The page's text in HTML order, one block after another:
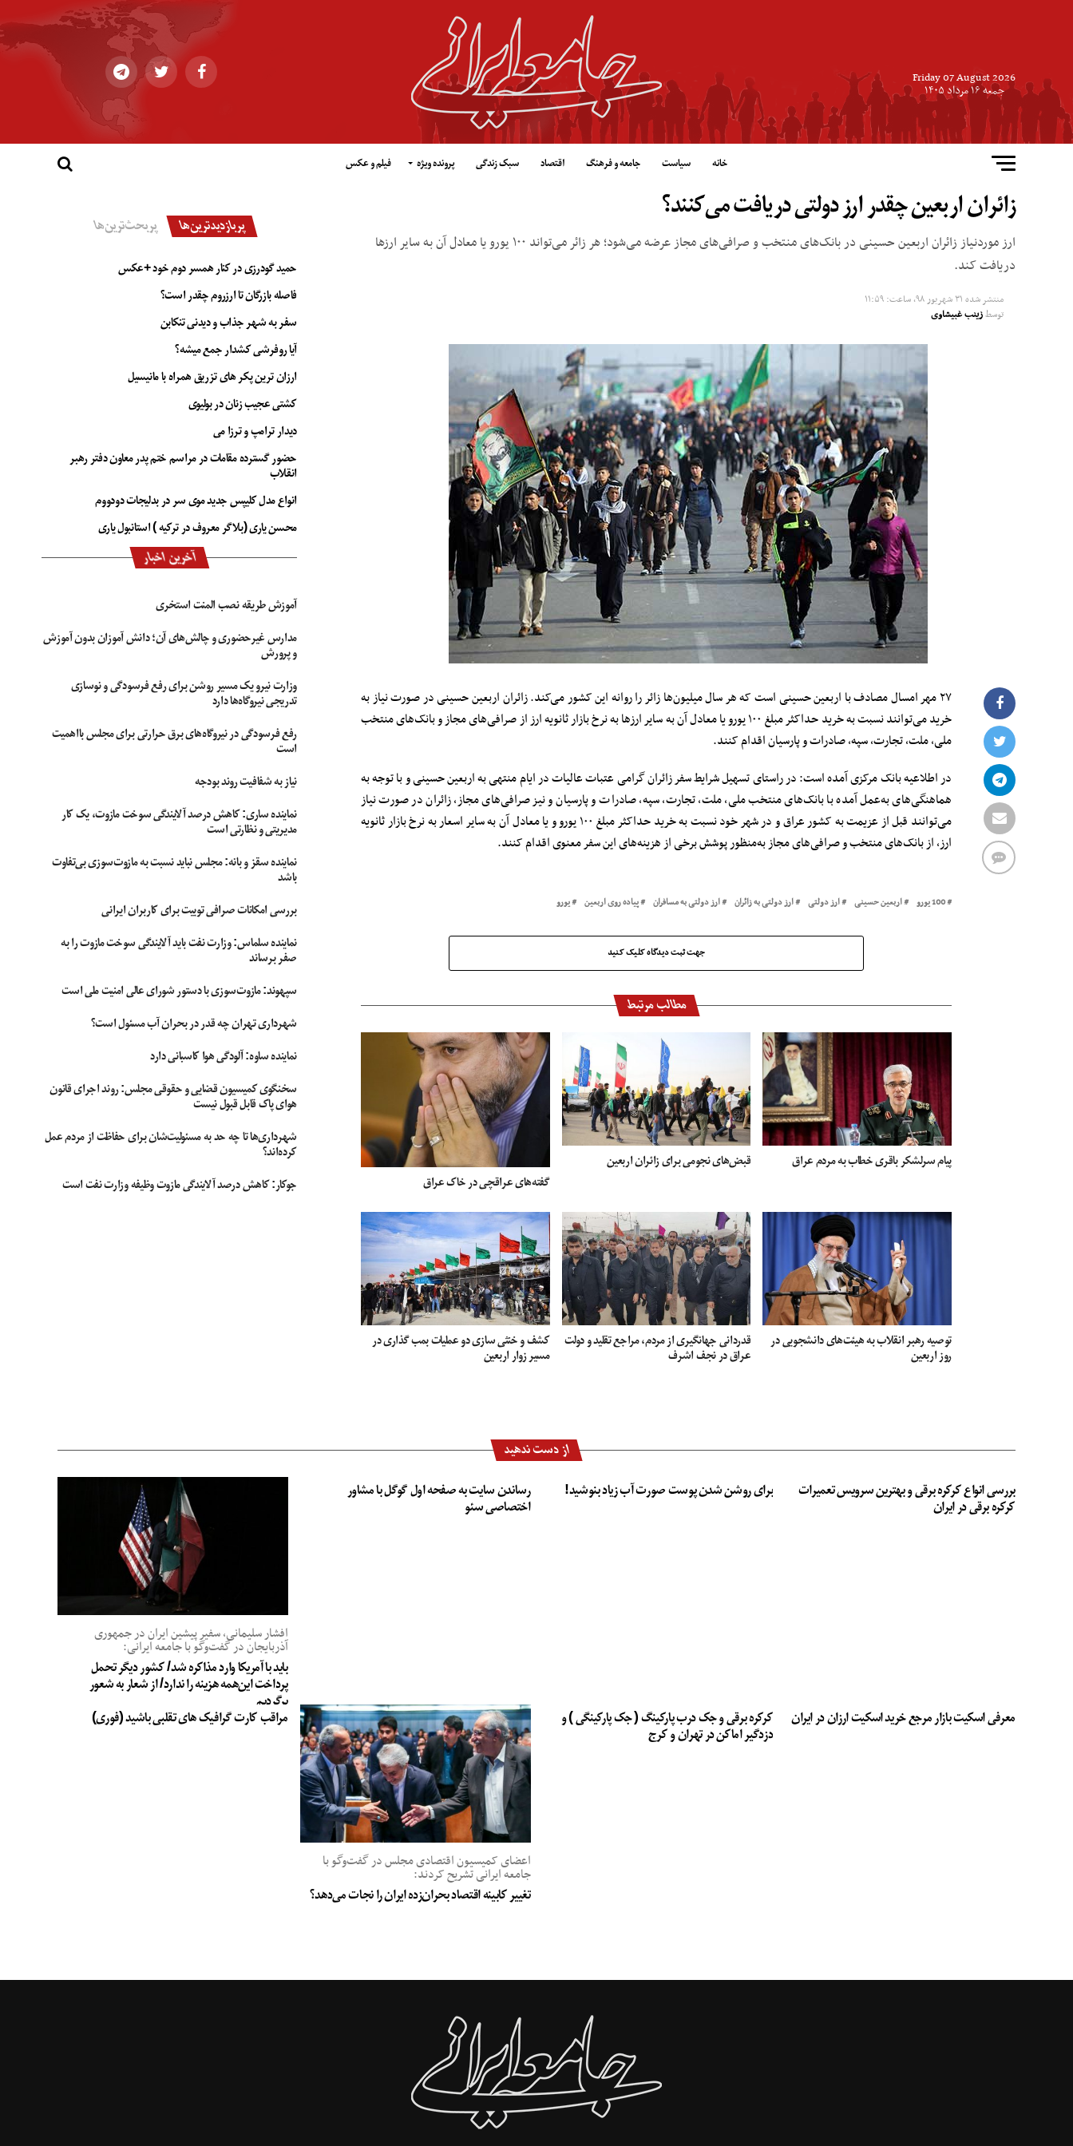
Friday 07 August 2026
جمعه ۱۶ مرداد ۱۴۰۵
خانه سیاست جامعه و فرهنگ اقتصاد سبک زندگی پرونده ویژه فیلم و عکس
زائران اربعین چقدر ارز دولتی دریافت می‌کنند؟
ارز موردنیاز زائران اربعین حسینی در بانک‌های منتخب و صرافی‌های مجاز عرضه می‌شود؛ هر زائر می‌تواند ۱۰۰ یورو یا معادل آن به سایر ارزها
دریافت کند.
منتشر شده ۳۱ شهریور ۹۸, ساعت: ۱۱:۵۹
توسطزینب غبیشاوی
۲۷ مهر امسال مصادف با اربعین حسینی است که هر سال میلیون‌ها زائر را روانه این کشور می‌کند. زائران اربعین حسینی در صورت نیاز به
خرید می‌توانند نسبت به خرید حداکثر مبلغ ۱۰۰ یورو یا معادل آن به سایر ارزها به نرخ بازار ثانویه ارز از صرافی‌های مجاز و بانک‌های منتخب
ملی، ملت، تجارت، سپه، صادرات و پارسیان اقدام کنند.
در اطلاعیه بانک مرکزی آمده است: در راستای تسهیل شرایط سفر زائران گرامی عتبات عالیات در ایام منتهی به اربعین حسینی و با توجه به
هماهنگی‌های به‌عمل آمده با بانک‌های منتخب ملی، ملت، تجارت، سپه، صادرات و پارسیان و نیز صرافی‌های مجاز، زائران در صورت نیاز
می‌توانند قبل از عزیمت به کشور عراق و در شهر خود نسبت به خرید حداکثر مبلغ ۱۰۰ یورو و یا معادل آن به سایر اسعار به نرخ بازار ثانویه
ارز، از بانک‌های منتخب و صرافی‌های مجاز به‌منظور پوشش برخی از هزینه‌های این سفر معنوی اقدام کنند.
100 یورو اربعین حسینی ارز دولتی ارز دولتی به زائران ارز دولتی به مسافران پیاده روی اربعین یورو
جهت ثبت دیدگاه کلیک کنید
مطالب مرتبط
پیام سرلشکر باقری خطاب به مردم عراق
قبض‌های نجومی برای زائران اربعین
گفته‌های عراقچی در خاک عراق
توصیه رهبر انقلاب به هیئت‌های دانشجویی در
روز اربعین
قدردانی جهانگیری از مردم، مراجع تقلید و دولت
عراق در نجف اشرف
کشف و خنثی سازی دو عملیات بمب گذاری در
مسیر زوار اربعین
پربازدیدترین‌ها پربحث‌ترین‌ها
حمید گودرزی در کنار همسر دوم خود +عکس
فاصله بازرگان تا ارزروم چقدر است؟
سفر به شهر جذاب و دیدنی تنکابن
آیا روفرشی کشدار جمع میشه؟
ارزان ترین پکر های تزریق همراه با مانیسیل
کشتی عجیب زنان در بولیوی
دیدار ترامپ و ترزا می
حضور گسترده مقامات در مراسم ختم پدر معاون دفتر رهبر
انقلاب
انواع مدل کلیپس جدید موی سر در بدلیجات دودووم
محسن یاری (بلاگر معروف در ترکیه ) استانبول یاری
آخرین اخبار
آموزش طریقه نصب المنت استخری
مدارس غیرحضوری و چالش‌های آن؛ دانش آموزان بدون آموزش
و پرورش
وزارت نیرو یک مسیر روشن برای رفع فرسودگی و نوسازی
تدریجی نیروگاه‌ها دارد
رفع فرسودگی در نیروگاه‌های برق حرارتی برای مجلس بااهمیت
است
نیاز به شفافیت روند بودجه
نماینده ساری: کاهش درصد آلایندگی سوخت مازوت، یک کار
مدیریتی و نظارتی است
نماینده سقز و بانه: مجلس نباید نسبت به مازوت‌سوزی بی‌تفاوت
باشد
بررسی امکانات صرافی توبیت برای کاربران ایرانی
نماینده سلماس: وزارت نفت باید آلایندگی سوخت مازوت را به
صفر برساند
سپهوند:‌ مازوت‌سوزی با دستور شورای عالی امنیت ملی است
شهرداری تهران چه قدر در بحران آب مسئول است؟
نماینده ساوه: آلودگی هوا کاسبانی دارد
سخنگوی کمیسیون قضایی و حقوقی مجلس: روند اجرای قانون
هوای پاک قابل قبول نیست
شهرداری‌ها تا چه حد به مسئولیت‌شان برای حفاظت از مردم عمل
کرده‌اند؟
جوکار: کاهش درصد آلایندگی مازوت وظیفه وزارت نفت است
از دست ندهید
بررسی انواع کرکره برقی و بهترین سرویس تعمیرات
کرکره برقی در ایران
برای روشن شدن پوست صورت آب زیاد بنوشید!
رساندن سایت به صفحه اول گوگل با مشاور
اختصاصی سئو
افشار سلیمانی، سفیر پیشین ایران در جمهوری
آذربایجان در گفت‌وگو با جامعه ایرانی:
باید با آمریکا وارد مذاکره شد/ کشور دیگر تحمل
پرداخت این‌همه هزینه را ندارد/ از شعار به شعور
برگردیم
معرفی اسکیت بازار مرجع خرید اسکیت ارزان در ایران
کرکره برقی و جک درب پارکینگ ( جک پارکینگی ) و
دزدگیر اماکن در تهران و کرج
اعضای کمیسیون اقتصادی مجلس در گفت‌وگو با
جامعه ایرانی تشریح کردند:
تغییر کابینه اقتصاد بحران‌زده ایران را نجات می‌دهد؟
مراقب کارت گرافیک های تقلبی باشید (فوری)